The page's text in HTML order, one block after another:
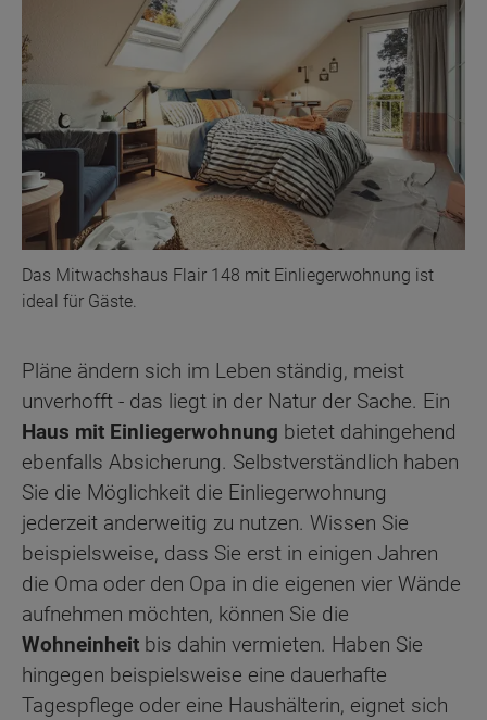
Das Mitwachshaus Flair 148 mit Einliegerwohnung ist
ideal für Gäste.
Pläne ändern sich im Leben ständig, meist
unverhofft - das liegt in der Natur der Sache. Ein
Haus mit Einliegerwohnung bietet dahingehend
ebenfalls Absicherung. Selbstverständlich haben
Sie die Möglichkeit die Einliegerwohnung
jederzeit anderweitig zu nutzen. Wissen Sie
beispielsweise, dass Sie erst in einigen Jahren
die Oma oder den Opa in die eigenen vier Wände
aufnehmen möchten, können Sie die
Wohneinheit bis dahin vermieten. Haben Sie
hingegen beispielsweise eine dauerhafte
Tagespflege oder eine Haushälterin, eignet sich